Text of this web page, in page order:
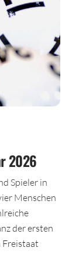
2026
Spieler in
Menschen
der ersten
Freistaat